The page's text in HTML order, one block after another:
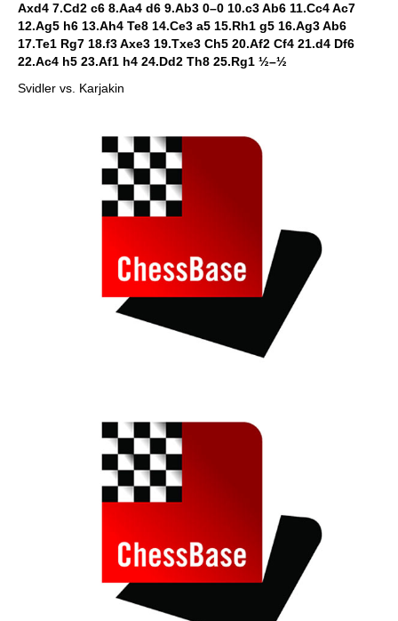
Axd4 7.Cd2 c6 8.Aa4 d6 9.Ab3 0–0 10.c3 Ab6 11.Cc4 Ac7
12.Ag5 h6 13.Ah4 Te8 14.Ce3 a5 15.Rh1 g5 16.Ag3 Ab6
17.Te1 Rg7 18.f3 Axe3 19.Txe3 Ch5 20.Af2 Cf4 21.d4 Df6
22.Ac4 h5 23.Af1 h4 24.Dd2 Th8 25.Rg1 ½–½
Svidler vs. Karjakin